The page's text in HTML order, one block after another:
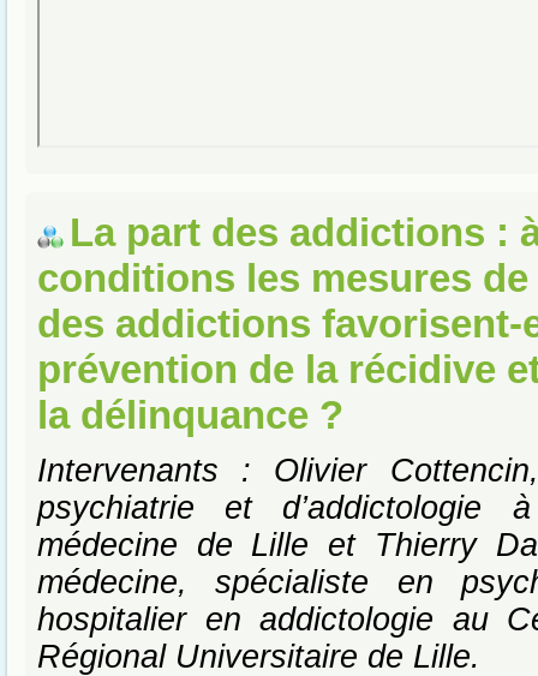
La part des addictions :
conditions les mesures
des addictions favorisent-
prévention de la récidive
la délinquance ?
Intervenants : Olivier
psychiatrie et
médecine de Lille et Thierry
médecine, spécialiste en
hospitalier en addictologie au
Régional Universitaire de Lille.